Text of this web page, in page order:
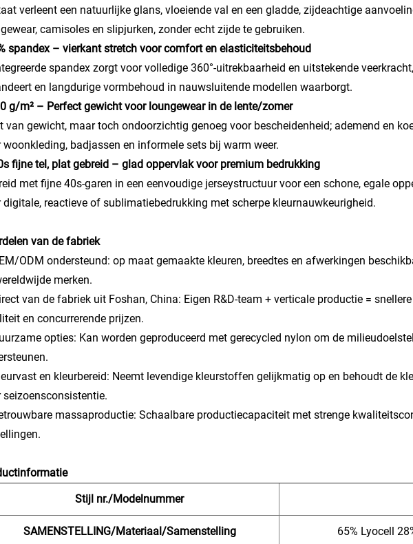
verleent een natuurlijke glans, vloeiende val en een gladde, zijdeachtige
camisoles en slipjurken, zonder echt zijde te gebruiken.
spandex – vierkant stretch voor comfort en elasticiteitsbehoud
spandex zorgt voor volledige 360°-uitrekbaarheid en uitstekende
en langdurige vormbehoud in nauwsluitende modellen waarborgt.
g/m² – Perfect gewicht voor loungewear in de lente/zomer
van gewicht, maar toch ondoorzichtig genoeg voor bescheidenheid; ademend en
woonkleding, badjassen en informele sets bij warm weer.
fijne tel, plat gebreid – glad oppervlak voor premium bedrukking
met fijne 40s-garen in een eenvoudige jerseystructuur voor een schone, egale
digitale, reactieve of sublimatiebedrukking met scherpe kleurnauwkeurigheid.
van de fabriek
ODM ondersteund: op maat gemaakte kleuren, breedtes en afwerkingen
merken.
van de fabriek uit Foshan, China: Eigen R&D-team + verticale productie =
en concurrerende prijzen.
opties: Kan worden geproduceerd met gerecycled nylon om de
en kleurbereid: Neemt levendige kleurstoffen gelijkmatig op en behoudt de
seizoensconsistentie.
massaproductie: Schaalbare productiecapaciteit met strenge
Stijl nr./Modelnummer
SAMENSTELLING/Materiaal/Samenstelling 65% Lyocell